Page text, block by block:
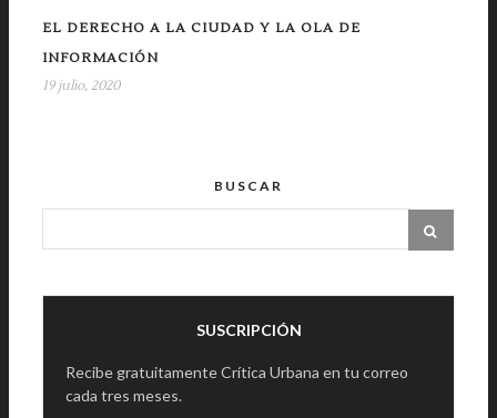
EL DERECHO A LA CIUDAD Y LA OLA DE
INFORMACIÓN
19 julio, 2020
BUSCAR
SUSCRIPCIÓN
Recibe gratuitamente Crítica Urbana en tu correo
cada tres meses.